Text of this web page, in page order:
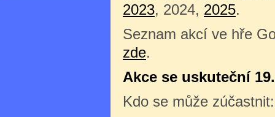
2023, 2024, 2025.
Seznam akcí ve hře
zde.
Akce se uskuteční
Kdo se může